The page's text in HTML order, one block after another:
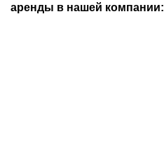
аренды в нашей компании: